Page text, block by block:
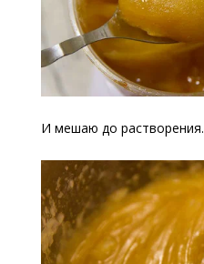
И мешаю до растворения.